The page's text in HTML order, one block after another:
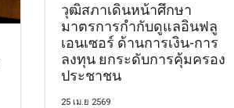
วุฒิสภาเดินหน้าศึกษา
มาตรการกำกับดูแลอินฟลู
เอนเซอร์ ด้านการเงิน-การ
ลงทุน ยกระดับการคุ้มครอง
ประชาชน
25 เม.ย 2569